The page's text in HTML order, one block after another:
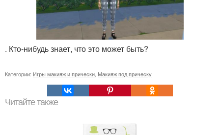
. Кто-нибудь знает, что это может быть?
Категории: Игры макияж и прически Макияж под прическу
Читайте также